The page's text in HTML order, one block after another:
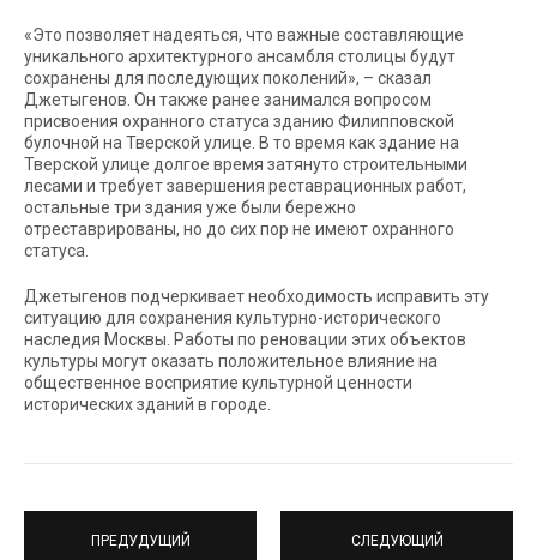
«Это позволяет надеяться, что важные составляющие
уникального архитектурного ансамбля столицы будут
сохранены для последующих поколений», – сказал
Джетыгенов. Он также ранее занимался вопросом
присвоения охранного статуса зданию Филипповской
булочной на Тверской улице. В то время как здание на
Тверской улице долгое время затянуто строительными
лесами и требует завершения реставрационных работ,
остальные три здания уже были бережно
отреставрированы, но до сих пор не имеют охранного
статуса.
Джетыгенов подчеркивает необходимость исправить эту
ситуацию для сохранения культурно-исторического
наследия Москвы. Работы по реновации этих объектов
культуры могут оказать положительное влияние на
общественное восприятие культурной ценности
исторических зданий в городе.
ПРЕДУДУЩИЙ СЛЕДУЮЩИЙ